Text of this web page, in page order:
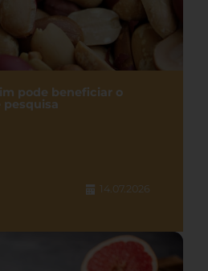
pode beneficiar o
pesquisa
14.07.2026